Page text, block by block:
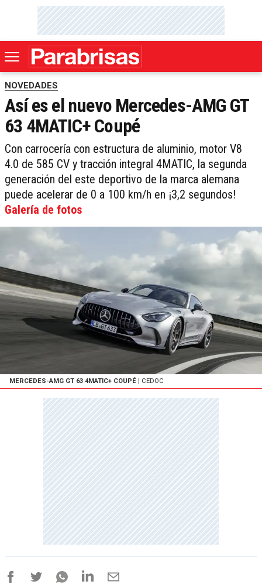
NOVEDADES
Así es el nuevo Mercedes-AMG GT
63 4MATIC+ Coupé
Con carrocería con estructura de aluminio, motor V8
4.0 de 585 CV y tracción integral 4MATIC, la segunda
generación del este deportivo de la marca alemana
puede acelerar de 0 a 100 km/h en ¡3,2 segundos!
Galería de fotos
MERCEDES-AMG GT 63 4MATIC+ COUPÉ | CEDOC